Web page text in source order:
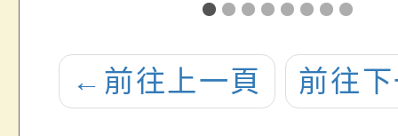
← 前往上一頁 前往